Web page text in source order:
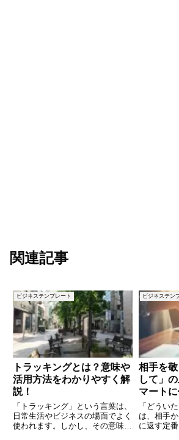
関連記事
ビジネステンプレート
トラッキングとは？意味や
活用方法をわかりやすく解
説！
「トラッキング」という言葉は、
日常生活やビジネスの場面でよく
使われます。しかし、その意味や
ビジネステン
相手を
して」
マート
「どうい
は、相手
に返す定